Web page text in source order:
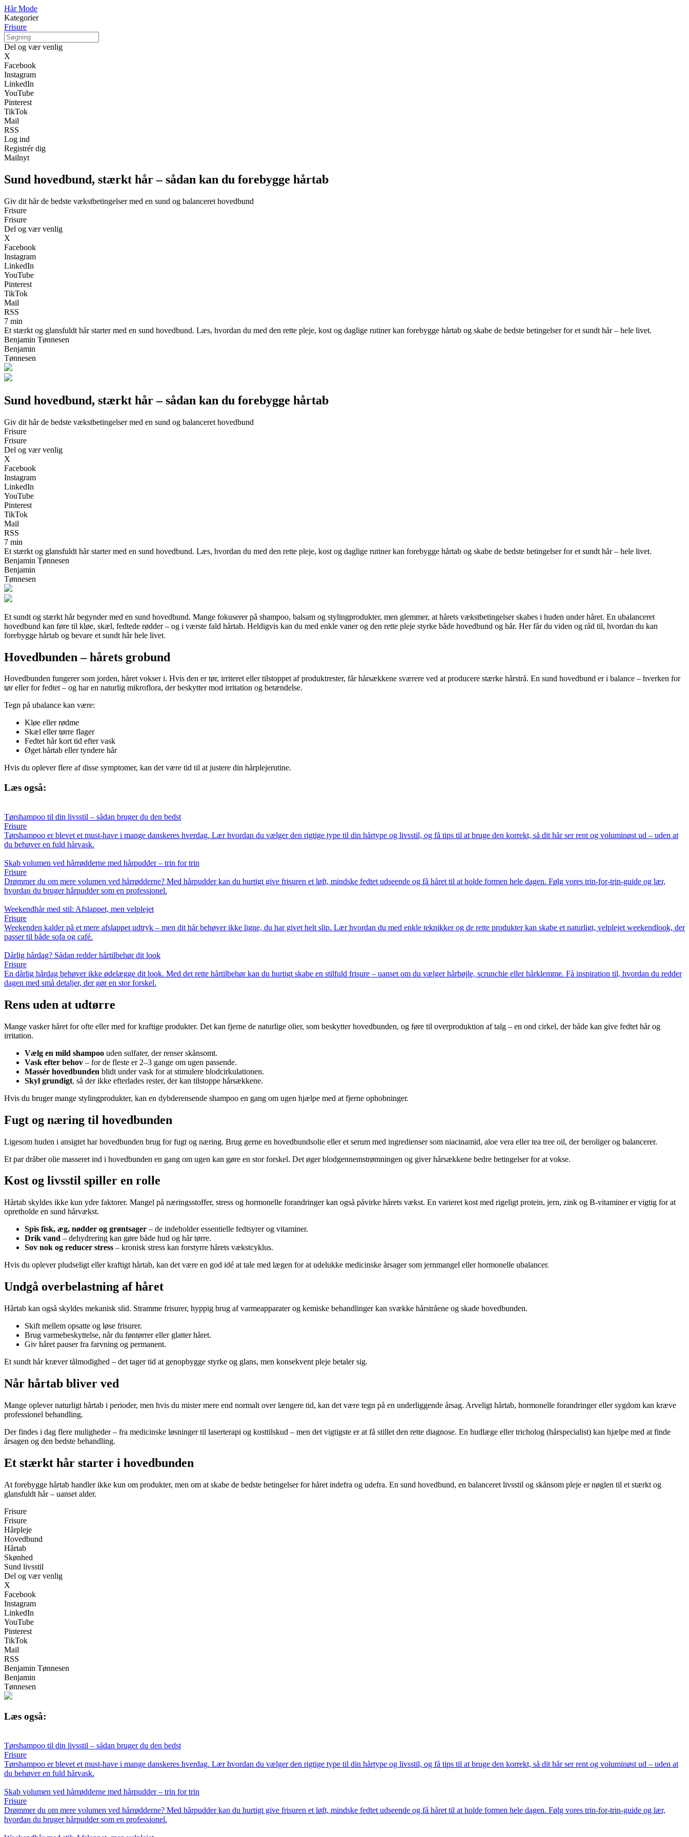
Hår Mode
Kategorier
Frisure
Del og vær venlig
X
Facebook
Instagram
LinkedIn
YouTube
Pinterest
TikTok
Mail
RSS
Log ind
Registrér dig
Mailnyt
Sund hovedbund, stærkt hår – sådan kan du forebygge hårtab
Giv dit hår de bedste vækstbetingelser med en sund og balanceret hovedbund
Frisure
Frisure
Del og vær venlig
X
Facebook
Instagram
LinkedIn
YouTube
Pinterest
TikTok
Mail
RSS
7 min
Et stærkt og glansfuldt hår starter med en sund hovedbund. Læs, hvordan du med den rette pleje, kost og daglige rutiner kan forebygge hårtab og skabe de bedste betingelser for et sundt hår – hele livet.
Benjamin Tønnesen
Benjamin
Tønnesen
Sund hovedbund, stærkt hår – sådan kan du forebygge hårtab
Giv dit hår de bedste vækstbetingelser med en sund og balanceret hovedbund
Frisure
Frisure
Del og vær venlig
X
Facebook
Instagram
LinkedIn
YouTube
Pinterest
TikTok
Mail
RSS
7 min
Et stærkt og glansfuldt hår starter med en sund hovedbund. Læs, hvordan du med den rette pleje, kost og daglige rutiner kan forebygge hårtab og skabe de bedste betingelser for et sundt hår – hele livet.
Benjamin Tønnesen
Benjamin
Tønnesen
Et sundt og stærkt hår begynder med en sund hovedbund. Mange fokuserer på shampoo, balsam og stylingprodukter, men glemmer, at hårets vækstbetingelser skabes i huden under håret. En ubalanceret
hovedbund kan føre til kløe, skæl, fedtede rødder – og i værste fald hårtab. Heldigvis kan du med enkle vaner og den rette pleje styrke både hovedbund og hår. Her får du viden og råd til, hvordan du kan
forebygge hårtab og bevare et sundt hår hele livet.
Hovedbunden – hårets grobund
Hovedbunden fungerer som jorden, håret vokser i. Hvis den er tør, irriteret eller tilstoppet af produktrester, får hårsækkene sværere ved at producere stærke hårstrå. En sund hovedbund er i balance – hverken for
tør eller for fedtet – og har en naturlig mikroflora, der beskytter mod irritation og betændelse.
Tegn på ubalance kan være:
Kløe eller rødme
Skæl eller tørre flager
Fedtet hår kort tid efter vask
Øget hårtab eller tyndere hår
Hvis du oplever flere af disse symptomer, kan det være tid til at justere din hårplejerutine.
Læs også:
Tørshampoo til din livsstil – sådan bruger du den bedst
Frisure
Tørshampoo er blevet et must-have i mange danskeres hverdag. Lær hvordan du vælger den rigtige type til din hårtype og livsstil, og få tips til at bruge den korrekt, så dit hår ser rent og voluminøst ud – uden at
du behøver en fuld hårvask.
Skab volumen ved hårrødderne med hårpudder – trin for trin
Frisure
Drømmer du om mere volumen ved hårrødderne? Med hårpudder kan du hurtigt give frisuren et løft, mindske fedtet udseende og få håret til at holde formen hele dagen. Følg vores trin-for-trin-guide og lær,
hvordan du bruger hårpudder som en professionel.
Weekendhår med stil: Afslappet, men velplejet
Frisure
Weekenden kalder på et mere afslappet udtryk – men dit hår behøver ikke ligne, du har givet helt slip. Lær hvordan du med enkle teknikker og de rette produkter kan skabe et naturligt, velplejet weekendlook, der
passer til både sofa og café.
Dårlig hårdag? Sådan redder hårtilbehør dit look
Frisure
En dårlig hårdag behøver ikke ødelægge dit look. Med det rette hårtilbehør kan du hurtigt skabe en stilfuld frisure – uanset om du vælger hårbøjle, scrunchie eller hårklemme. Få inspiration til, hvordan du redder
dagen med små detaljer, der gør en stor forskel.
Rens uden at udtørre
Mange vasker håret for ofte eller med for kraftige produkter. Det kan fjerne de naturlige olier, som beskytter hovedbunden, og føre til overproduktion af talg – en ond cirkel, der både kan give fedtet hår og
irritation.
Vælg en mild shampoo uden sulfater, der renser skånsomt.
Vask efter behov – for de fleste er 2–3 gange om ugen passende.
Massér hovedbunden blidt under vask for at stimulere blodcirkulationen.
Skyl grundigt, så der ikke efterlades rester, der kan tilstoppe hårsækkene.
Hvis du bruger mange stylingprodukter, kan en dybderensende shampoo en gang om ugen hjælpe med at fjerne ophobninger.
Fugt og næring til hovedbunden
Ligesom huden i ansigtet har hovedbunden brug for fugt og næring. Brug gerne en hovedbundsolie eller et serum med ingredienser som niacinamid, aloe vera eller tea tree oil, der beroliger og balancerer.
Et par dråber olie masseret ind i hovedbunden en gang om ugen kan gøre en stor forskel. Det øger blodgennemstrømningen og giver hårsækkene bedre betingelser for at vokse.
Kost og livsstil spiller en rolle
Hårtab skyldes ikke kun ydre faktorer. Mangel på næringsstoffer, stress og hormonelle forandringer kan også påvirke hårets vækst. En varieret kost med rigeligt protein, jern, zink og B-vitaminer er vigtig for at
opretholde en sund hårvækst.
Spis fisk, æg, nødder og grøntsager – de indeholder essentielle fedtsyrer og vitaminer.
Drik vand – dehydrering kan gøre både hud og hår tørre.
Sov nok og reducer stress – kronisk stress kan forstyrre hårets vækstcyklus.
Hvis du oplever pludseligt eller kraftigt hårtab, kan det være en god idé at tale med lægen for at udelukke medicinske årsager som jernmangel eller hormonelle ubalancer.
Undgå overbelastning af håret
Hårtab kan også skyldes mekanisk slid. Stramme frisurer, hyppig brug af varmeapparater og kemiske behandlinger kan svække hårstråene og skade hovedbunden.
Skift mellem opsatte og løse frisurer.
Brug varmebeskyttelse, når du føntørrer eller glatter håret.
Giv håret pauser fra farvning og permanent.
Et sundt hår kræver tålmodighed – det tager tid at genopbygge styrke og glans, men konsekvent pleje betaler sig.
Når hårtab bliver ved
Mange oplever naturligt hårtab i perioder, men hvis du mister mere end normalt over længere tid, kan det være tegn på en underliggende årsag. Arveligt hårtab, hormonelle forandringer eller sygdom kan kræve
professionel behandling.
Der findes i dag flere muligheder – fra medicinske løsninger til laserterapi og kosttilskud – men det vigtigste er at få stillet den rette diagnose. En hudlæge eller tricholog (hårspecialist) kan hjælpe med at finde
årsagen og den bedste behandling.
Et stærkt hår starter i hovedbunden
At forebygge hårtab handler ikke kun om produkter, men om at skabe de bedste betingelser for håret indefra og udefra. En sund hovedbund, en balanceret livsstil og skånsom pleje er nøglen til et stærkt og
glansfuldt hår – uanset alder.
Frisure
Frisure
Hårpleje
Hovedbund
Hårtab
Skønhed
Sund livsstil
Del og vær venlig
X
Facebook
Instagram
LinkedIn
YouTube
Pinterest
TikTok
Mail
RSS
Benjamin Tønnesen
Benjamin
Tønnesen
Læs også:
Tørshampoo til din livsstil – sådan bruger du den bedst
Frisure
Tørshampoo er blevet et must-have i mange danskeres hverdag. Lær hvordan du vælger den rigtige type til din hårtype og livsstil, og få tips til at bruge den korrekt, så dit hår ser rent og voluminøst ud – uden at
du behøver en fuld hårvask.
Skab volumen ved hårrødderne med hårpudder – trin for trin
Frisure
Drømmer du om mere volumen ved hårrødderne? Med hårpudder kan du hurtigt give frisuren et løft, mindske fedtet udseende og få håret til at holde formen hele dagen. Følg vores trin-for-trin-guide og lær,
hvordan du bruger hårpudder som en professionel.